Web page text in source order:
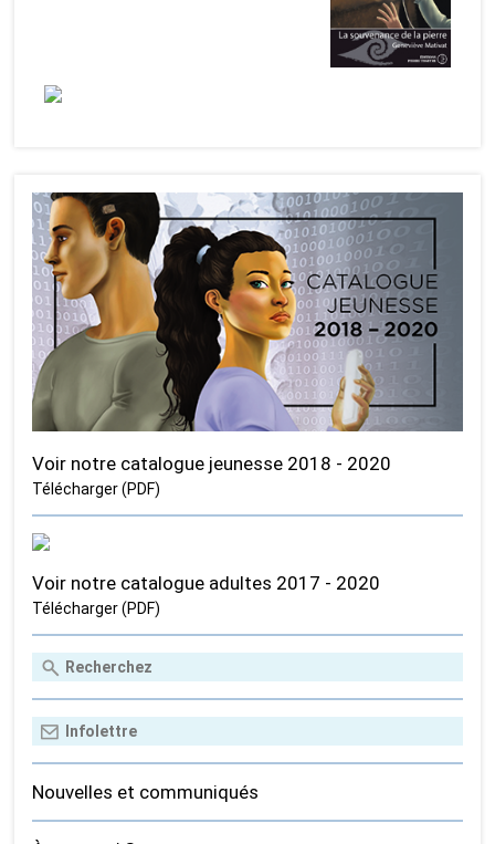
Voir notre catalogue jeunesse 2018 - 2020
Télécharger (PDF)
Voir notre catalogue adultes 2017 - 2020
Télécharger (PDF)
Nouvelles et communiqués